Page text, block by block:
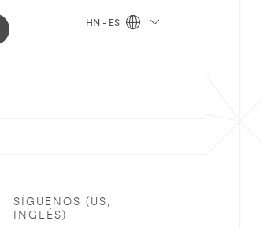
HN - ES
SÍGUENOS (US,
INGLÉS)